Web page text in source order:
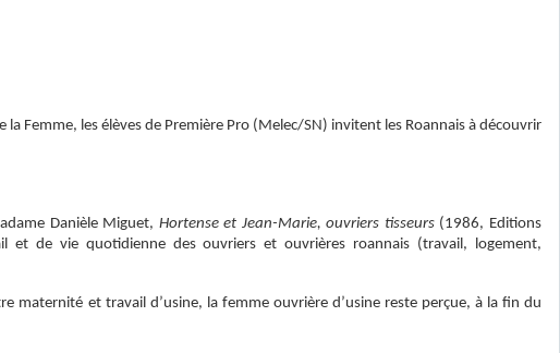
Femme, les élèves de Première Pro (Melec/SN) invitent les Roannais à découvrir
Danièle Miguet, Hortense et Jean-Marie, ouvriers tisseurs(1986, Editions
et de vie quotidienne des ouvriers et ouvrières roannais (travail, logement,
maternité et travail d’usine, la femme ouvrière d’usine reste perçue, à la fin du